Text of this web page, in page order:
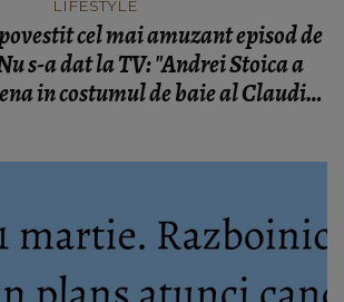
LIFESTYLE
cel mai amuzant episod de
s-a dat la TV: "Andrei Stoica a
in costumul de baie al Claudiei